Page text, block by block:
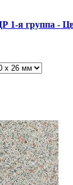
1-я группа -